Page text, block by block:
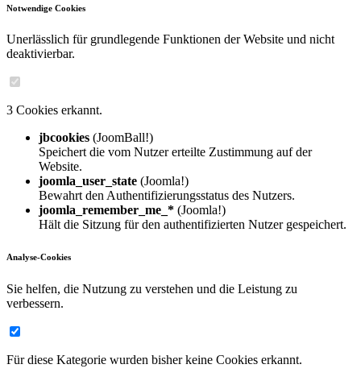
Notwendige Cookies
Unerlässlich für grundlegende Funktionen der Website und nicht
deaktivierbar.
3 Cookies erkannt.
jbcookies (JoomBall!)
Speichert die vom Nutzer erteilte Zustimmung auf der
Website.
joomla_user_state (Joomla!)
Bewahrt den Authentifizierungsstatus des Nutzers.
joomla_remember_me_* (Joomla!)
Hält die Sitzung für den authentifizierten Nutzer gespeichert.
Analyse-Cookies
Sie helfen, die Nutzung zu verstehen und die Leistung zu
verbessern.
Für diese Kategorie wurden bisher keine Cookies erkannt.